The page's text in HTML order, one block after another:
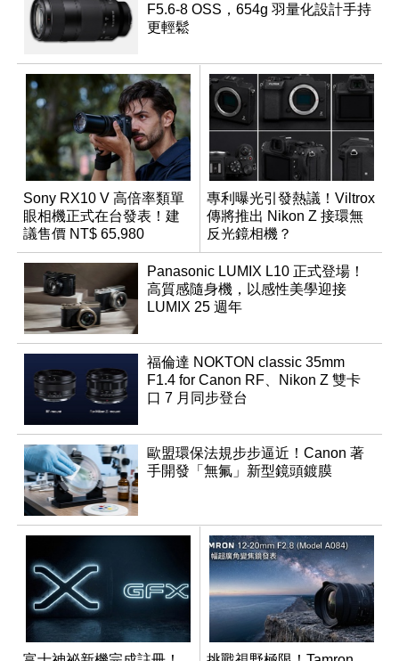
F5.6-8 OSS，654g 羽量化設計手持
更輕鬆
Sony RX10 V 高倍率類單
眼相機正式在台發表！建
議售價 NT$ 65,980
專利曝光引發熱議！Viltrox
傳將推出 Nikon Z 接環無
反光鏡相機？
Panasonic LUMIX L10 正式登場！
高質感隨身機，以感性美學迎接
LUMIX 25 週年
福倫達 NOKTON classic 35mm
F1.4 for Canon RF、Nikon Z 雙卡
口 7 月同步登台
歐盟環保法規步步逼近！Canon 著
手開發「無氟」新型鏡頭鍍膜